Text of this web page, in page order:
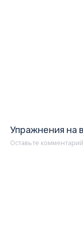
Упражнения на
Оставьте комментарий